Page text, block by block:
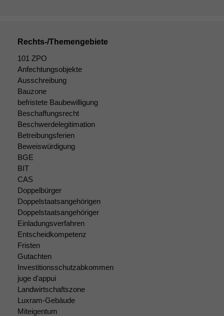
Rechts-/Themengebiete
101 ZPO
Anfechtungsobjekte
Ausschreibung
Bauzone
befristete Baubewilligung
Beschaffungsrecht
Beschwerdelegitimation
Betreibungsferien
Beweiswürdigung
BGE
BIT
CAS
Doppelbürger
Doppelstaatsangehörigen
Doppelstaatsangehöriger
Einladungsverfahren
Entscheidkompetenz
Fristen
Gutachten
Investitionsschutzabkommen
juge d'appui
Landwirtschaftszone
Luxram-Gebäude
Miteigentum